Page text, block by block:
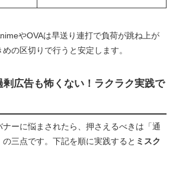
やOVAは早送り連打で負荷が跳ね上が
の区切りで行うと安定します。
広告も怖くない！ラクラク実践で
ーに悩まされたら、押さえるべきは「通
三点です。下記を順に実践すると ミスク